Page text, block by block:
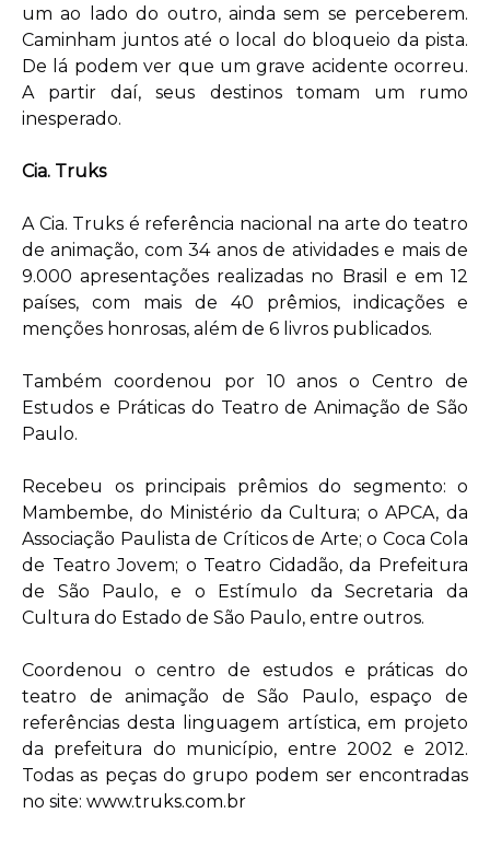
um ao lado do outro, ainda sem se perceberem.
Caminham juntos até o local do bloqueio da pista.
De lá podem ver que um grave acidente ocorreu.
A partir daí, seus destinos tomam um rumo
inesperado.
Cia. Truks
A Cia. Truks é referência nacional na arte do teatro
de animação, com 34 anos de atividades e mais de
9.000 apresentações realizadas no Brasil e em 12
países, com mais de 40 prêmios, indicações e
menções honrosas, além de 6 livros publicados.
Também coordenou por 10 anos o Centro de
Estudos e Práticas do Teatro de Animação de São
Paulo.
Recebeu os principais prêmios do segmento: o
Mambembe, do Ministério da Cultura; o APCA, da
Associação Paulista de Críticos de Arte; o Coca Cola
de Teatro Jovem; o Teatro Cidadão, da Prefeitura
de São Paulo, e o Estímulo da Secretaria da
Cultura do Estado de São Paulo, entre outros.
Coordenou o centro de estudos e práticas do
teatro de animação de São Paulo, espaço de
referências desta linguagem artística, em projeto
da prefeitura do município, entre 2002 e 2012.
Todas as peças do grupo podem ser encontradas
no site: www.truks.com.br